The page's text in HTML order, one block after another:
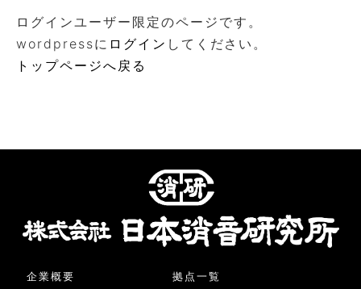
ログインユーザー限定のページです。
wordpressに ログイン してください。
トップページへ戻る
企業概要 拠点一覧